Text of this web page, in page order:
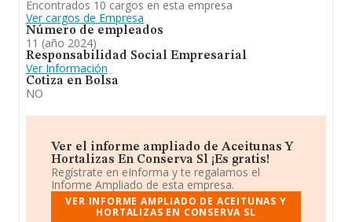
Encontrados 10 cargos en esta empresa
Ver cargos de Empresa
Número de empleados
11 (año 2024)
Responsabilidad Social Empresarial
Ver Información
Cotiza en Bolsa
NO
Ver el informe ampliado de Aceitunas Y
Hortalizas En Conserva Sl ¡Es gratis!
Regístrate en eInforma y te regalamos el
Informe Ampliado de esta empresa.
VER INFORME AMPLIADO DE ACEITUNAS Y
HORTALIZAS EN CONSERVA SL